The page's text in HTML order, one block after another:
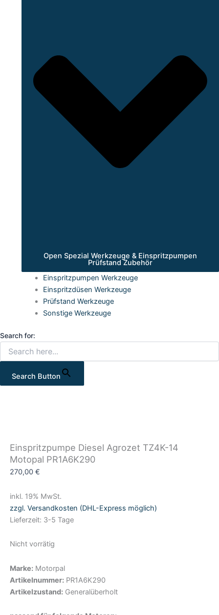
Open Spezial Werkzeuge & Einspritzpumpen
Prüfstand Zubehör
Einspritzpumpen Werkzeuge
Einspritzdüsen Werkzeuge
Prüfstand Werkzeuge
Sonstige Werkzeuge
Search for:
Search Button
Einspritzpumpe Diesel Agrozet TZ4K-14
Motopal PR1A6K290
270,00 €
inkl. 19% MwSt.
zzgl. Versandkosten (DHL-Express möglich)
Lieferzeit: 3-5 Tage
Nicht vorrätig
Marke: Motorpal
Artikelnummer: PR1A6K290
Artikelzustand: Generalüberholt